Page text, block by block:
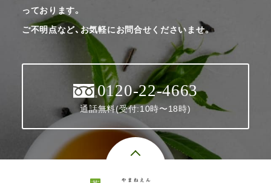
っております。
ご不明点など、お気軽にお問合せくださいませ。
0120-22-4663
通話無料(受付:10時〜18時)